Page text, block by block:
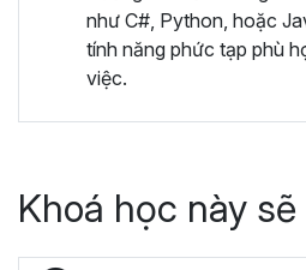
như C#, Python, hoặc
tính năng phức tạp phù
việc.
Khoá học này sẽ